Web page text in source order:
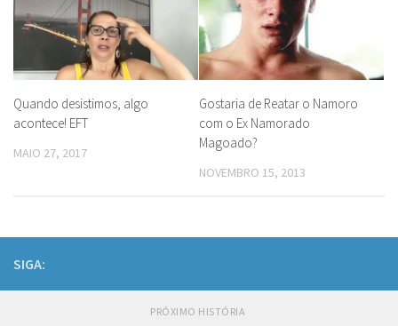
Quando desistimos, algo
acontece! EFT
MAIO 27, 2017
Gostaria de Reatar o Namoro
com o Ex Namorado
Magoado?
NOVEMBRO 15, 2013
SIGA:
PRÓXIMO HISTÓRIA